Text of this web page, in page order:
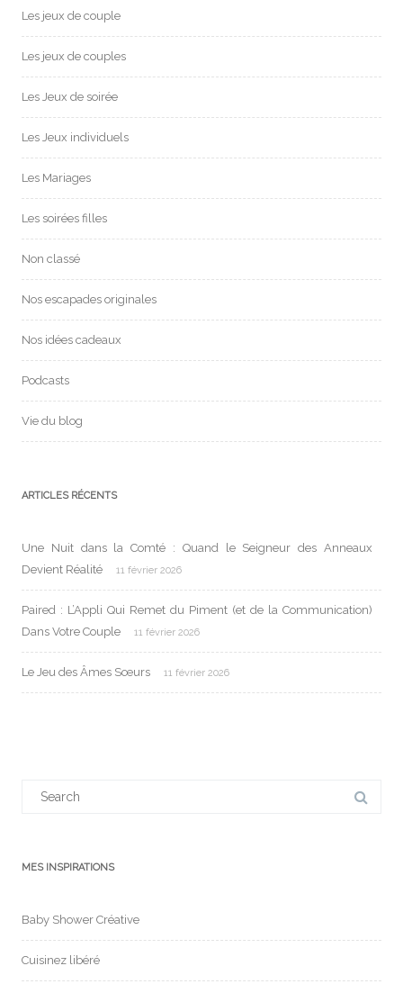
Les jeux de couple
Les jeux de couples
Les Jeux de soirée
Les Jeux individuels
Les Mariages
Les soirées filles
Non classé
Nos escapades originales
Nos idées cadeaux
Podcasts
Vie du blog
ARTICLES RÉCENTS
Une Nuit dans la Comté : Quand le Seigneur des Anneaux
Devient Réalité
11 février 2026
Paired : L’Appli Qui Remet du Piment (et de la Communication)
Dans Votre Couple
11 février 2026
Le Jeu des Âmes Sœurs 11 février 2026
MES INSPIRATIONS
Baby Shower Créative
Cuisinez libéré